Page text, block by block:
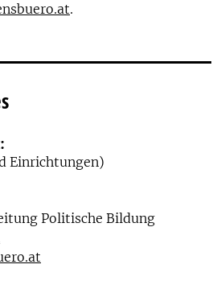
.
Einrichtungen)
Politische Bildung